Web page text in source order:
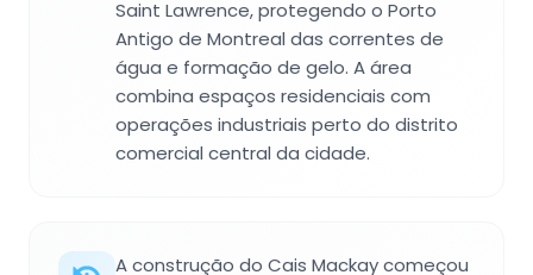
Saint Lawrence, protegendo o Porto
Antigo de Montreal das correntes de
água e formação de gelo. A área
combina espaços residenciais com
operações industriais perto do distrito
comercial central da cidade.
A construção do Cais Mackay começou